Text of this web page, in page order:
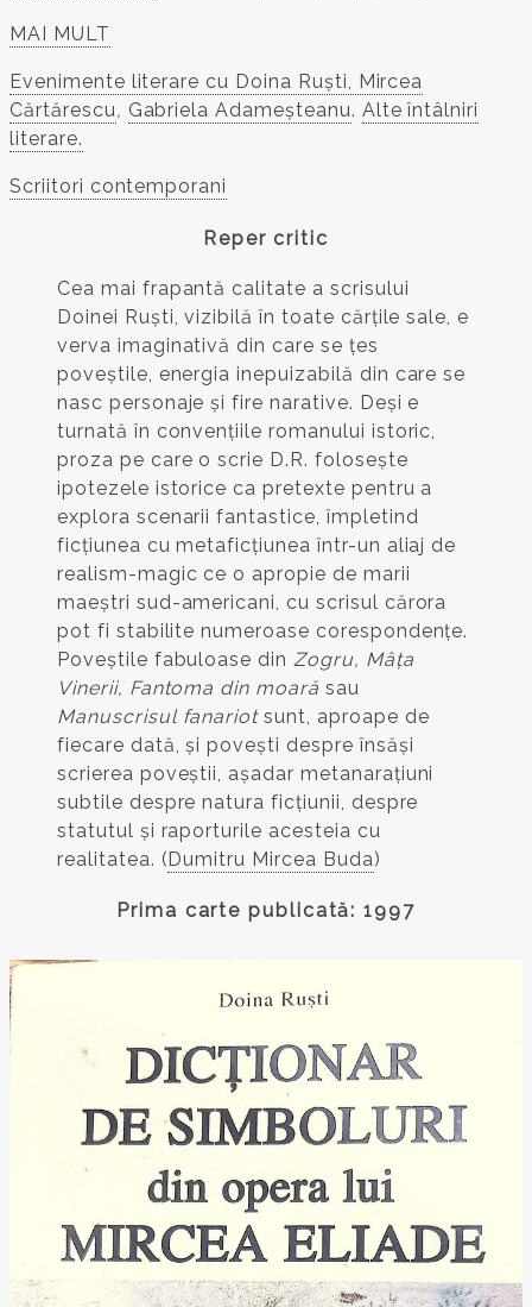
MAI MULT
Evenimente literare cu Doina Ruști, Mircea
Cărtărescu, Gabriela Adameșteanu. Alte întâlniri
literare.
Scriitori contemporani
Reper critic
Cea mai frapantă calitate a scrisului
Doinei Ruști, vizibilă în toate cărțile sale, e
verva imaginativă din care se țes
poveștile, energia inepuizabilă din care se
nasc personaje și fire narative. Deși e
turnată în convențiile romanului istoric,
proza pe care o scrie D.R. folosește
ipotezele istorice ca pretexte pentru a
explora scenarii fantastice, împletind
ficțiunea cu metaficțiunea într-un aliaj de
realism-magic ce o apropie de marii
maeștri sud-americani, cu scrisul cărora
pot fi stabilite numeroase corespondențe.
Poveștile fabuloase dinZogru, Mâța
Vinerii, Fantoma din moară sau
Manuscrisul fanariotsunt, aproape de
fiecare dată, și povești despre însăși
scrierea poveștii, așadar metanarațiuni
subtile despre natura ficțiunii, despre
statutul și raporturile acesteia cu
realitatea. (Dumitru Mircea Buda)
Prima carte publicată: 1997